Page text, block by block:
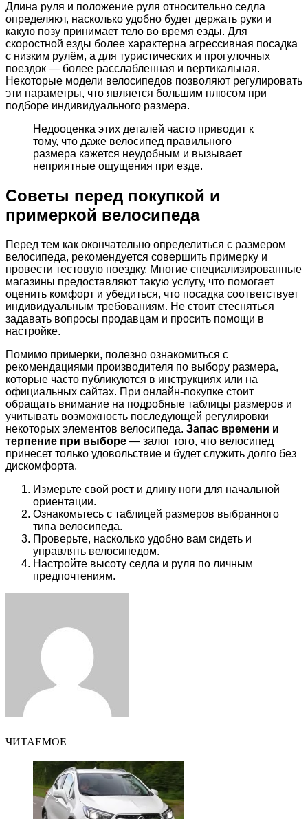
Длина руля и положение руля относительно седла
определяют, насколько удобно будет держать руки и
какую позу принимает тело во время езды. Для
скоростной езды более характерна агрессивная посадка
с низким рулём, а для туристических и прогулочных
поездок — более расслабленная и вертикальная.
Некоторые модели велосипедов позволяют регулировать
эти параметры, что является большим плюсом при
подборе индивидуального размера.
Недооценка этих деталей часто приводит к
тому, что даже велосипед правильного
размера кажется неудобным и вызывает
неприятные ощущения при езде.
Советы перед покупкой и
примеркой велосипеда
Перед тем как окончательно определиться с размером
велосипеда, рекомендуется совершить примерку и
провести тестовую поездку. Многие специализированные
магазины предоставляют такую услугу, что помогает
оценить комфорт и убедиться, что посадка соответствует
индивидуальным требованиям. Не стоит стесняться
задавать вопросы продавцам и просить помощи в
настройке.
Помимо примерки, полезно ознакомиться с
рекомендациями производителя по выбору размера,
которые часто публикуются в инструкциях или на
официальных сайтах. При онлайн-покупке стоит
обращать внимание на подробные таблицы размеров и
учитывать возможность последующей регулировки
некоторых элементов велосипеда. Запас времени и
терпение при выборе — залог того, что велосипед
принесет только удовольствие и будет служить долго без
дискомфорта.
Измерьте свой рост и длину ноги для начальной
ориентации.
Ознакомьтесь с таблицей размеров выбранного
типа велосипеда.
Проверьте, насколько удобно вам сидеть и
управлять велосипедом.
Настройте высоту седла и руля по личным
предпочтениям.
ЧИТАЕМОЕ